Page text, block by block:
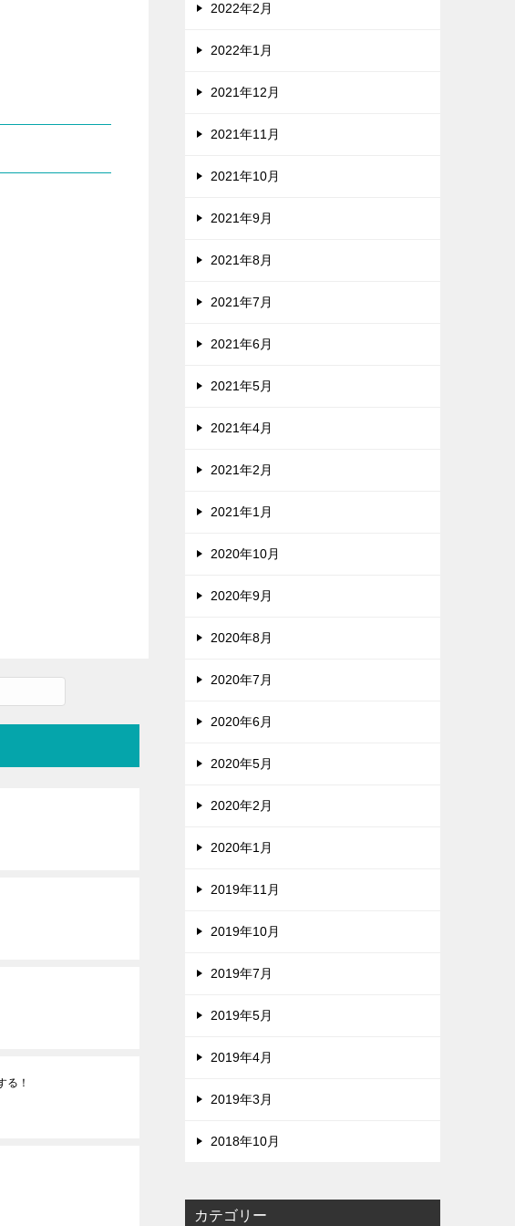
！
2022年2月
2022年1月
2021年12月
2021年11月
2021年10月
2021年9月
2021年8月
2021年7月
2021年6月
2021年5月
2021年4月
2021年2月
2021年1月
2020年10月
2020年9月
2020年8月
2020年7月
2020年6月
2020年5月
2020年2月
2020年1月
2019年11月
2019年10月
2019年7月
2019年5月
2019年4月
2019年3月
2018年10月
カテゴリー